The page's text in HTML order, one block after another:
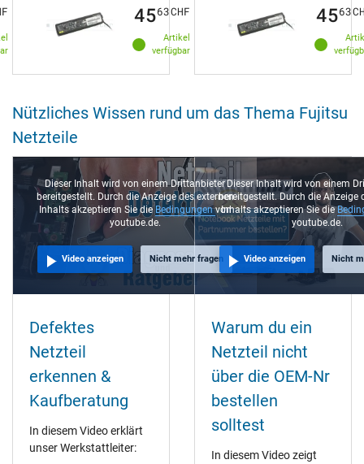
Artikel
verfügbar
4563CHF 4563
Nützliches Wissen rund um das Thema Fujitsu
Netzteile
Dieser Inhalt wird von einem Drittanbieter
bereitgestellt. Durch die Anzeige des externen
Inhalts akzeptieren Sie die Bedingungenvon
youtube.de.
Video anzeigen Nicht mehr fragen
Defektes
Netzteil
erkennen &
Kaufberatung
In diesem Video erklärt
unser Werkstattleiter:
Dieser Inhalt wird von einem
bereitgestellt. Durch die Anzeige
Inhalts akzeptieren Sie die
youtube.de.
Video anzeigen Nicht
Warum du ein
Netzteil nicht
über die OEM-Nr
bestellen
solltest
In diesem Video zeigt